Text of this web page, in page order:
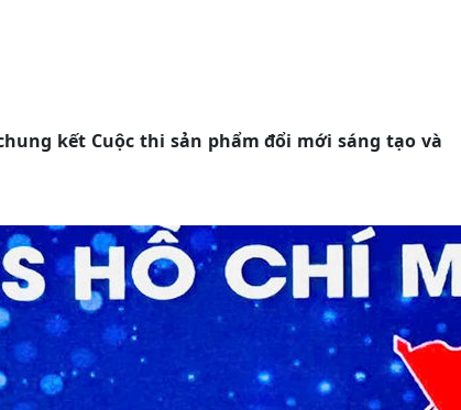
kết Cuộc thi sản phẩm đổi mới sáng tạo và